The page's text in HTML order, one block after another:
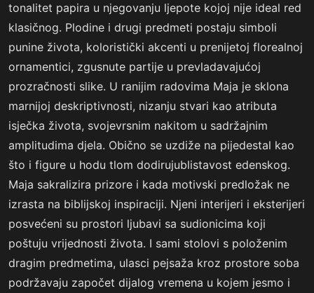
tonalitet papira u njegovanju ljepote kojoj nije ideal red
klasičnog. Plodine i drugi predmeti postaju simboli
punine života, koloristički akcenti u prenijetoj florealnoj
ornamentici, zgusnute partije u prevladavajućoj
prozračnosti slike. U ranijim radovima Maja je sklona
marnijoj deskriptivnosti, nizanju stvari kao atributa
isječka života, svojevrsnim nakitom u sadržajnim
amplitudima djela. Obično se uzdiže na pijedestal kao
što i figure u hodu tlom dodirujublistavost edenskog.
Maja sakralizira prizore i kada motivski predložak ne
izrasta na biblijskoj inspiraciji. Njeni interijeri i eksterijeri
posvećeni su prostori ljubavi sa sudionicima koji
poštuju vrijednosti života. I sami stolovi s položenim
dragim predmetima, ulasci pejsaža kroz prostore soba
podržavaju započet dijalog vremena u kojem jesmo i